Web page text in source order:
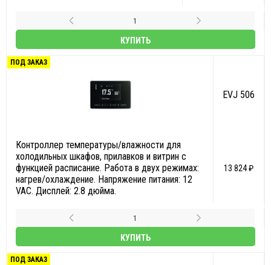
КУПИТЬ
ПОД ЗАКАЗ
EVJ 506
Контроллер температуры/влажности для
холодильных шкафов, прилавков и витрин с
функцией расписание. Работа в двух режимах:
нагрев/охлаждение. Напряжение питания: 12
VAC. Дисплей: 2.8 дюйма.
13 824 ₽
КУПИТЬ
ПОД ЗАКАЗ